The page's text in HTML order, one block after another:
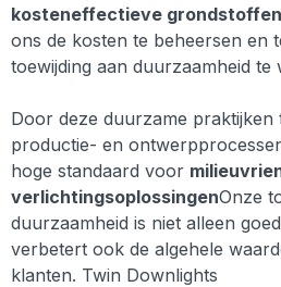
kosteneffectieve grondstoffen
ons de kosten te beheersen en
toewijding aan duurzaamheid te
Door deze duurzame praktijken
productie- en
hoge standaard voor
verlichtingsoplossingenOnze
duurzaamheid is niet alleen
verbetert ook de algehele
klanten. Twin Downlights